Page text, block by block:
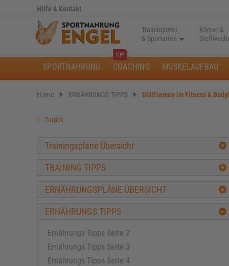
Hilfe & Kontakt
Trainingsziel
& Sportarten
Körper &
SPORTNAHRUNG COACHING MUSKELAUFBAU
Home ERNÄHRUNGS TIPPS Diätformen im Fitness &
Zurück
Trainingspläne Übersicht
TRAINING TIPPS
ERNÄHRUNGSPLÄNE ÜBERSICHT
ERNÄHRUNGS TIPPS
Ernährungs Tipps Seite 2
Ernährungs Tipps Seite 3
Ernährungs Tipps Seite 4